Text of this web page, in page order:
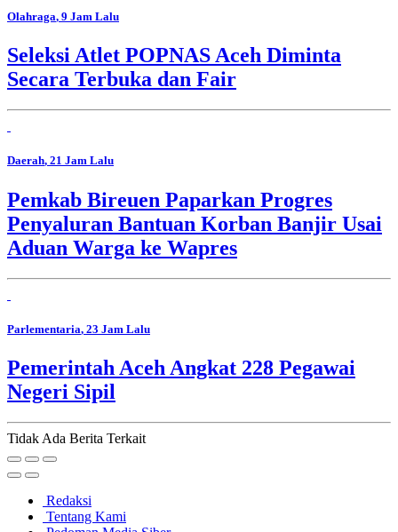
Olahraga, 9 Jam Lalu
Seleksi Atlet POPNAS Aceh Diminta
Secara Terbuka dan Fair
Daerah, 21 Jam Lalu
Pemkab Bireuen Paparkan Progres
Penyaluran Bantuan Korban Banjir Usai
Aduan Warga ke Wapres
Parlementaria, 23 Jam Lalu
Pemerintah Aceh Angkat 228 Pegawai
Negeri Sipil
Tidak Ada Berita Terkait
Redaksi
Tentang Kami